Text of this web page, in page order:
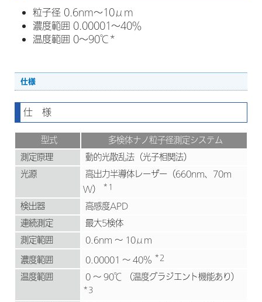
粒子径 0.6nm～10μm
濃度範囲 0.00001～40％
温度範囲 0～90℃*
仕様
仕 様
型式
多検体ナノ粒子径測定システム
測定原理
動的光散乱法（光子相関法）
光源
高出力半導体レーザー（660nm、70m
W）
*1
検出器
高感度APD
連続測定
最大5検体
測定範囲
0.6nm ～ 10μm
濃度範囲
0.00001 ～ 40% *2
温度範囲 0 ～ 90℃ （温度グラジエント機能あり）
*3